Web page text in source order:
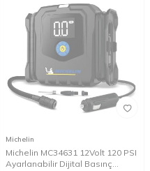
Michelin
Michelin MC34631 12Volt 120 PSI
Ayarlanabilir Dijital Basınç